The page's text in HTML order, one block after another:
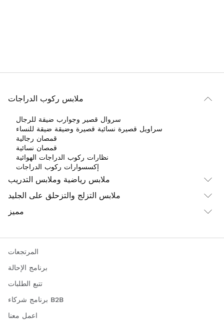
ملابس ركوب الدراجات
سروال قصير وجوارب ضيقة للرجال
سراويل قصيرة نسائية قصيرة وضيقة ضيقة للنساء
قمصان رجالية
قمصان نسائية
نظارات ركوب الدراجات الهوائية
إكسسوارات ركوب الدراجات
ملابس رياضية وملابس التدريب
ملابس التزلج والتزحلق على الجليد
مميز
المرتجعات
برنامج الإحالة
تتبع الطلبات
برنامج شركاء B2B
اعمل معنا